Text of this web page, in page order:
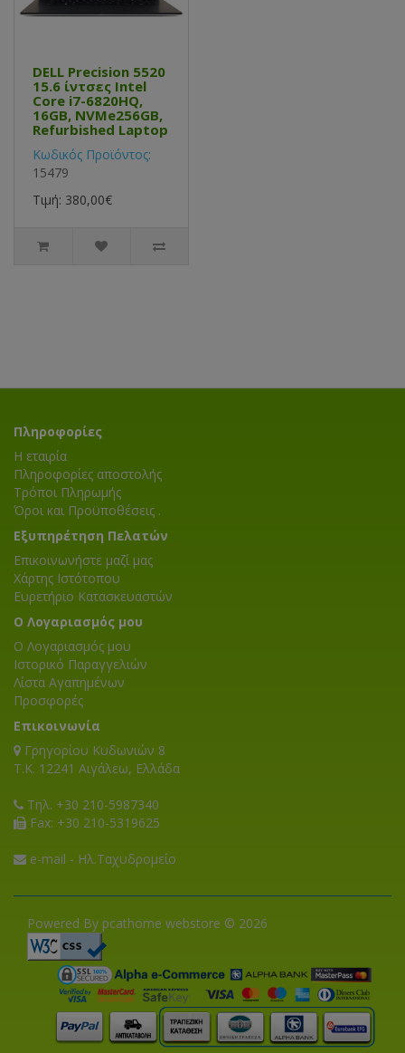
DELL Precision 5520
15.6 ίντσες Intel
Core i7-6820HQ,
16GB, NVMe256GB,
Refurbished Laptop
Κωδικός Προϊόντος:
15479
Τιμή: 380,00€
Πληροφορίες
Η εταιρία
Πληροφορίες αποστολής
Τρόποι Πληρωμής
Όροι και Προϋποθέσεις .
Εξυπηρέτηση Πελατών
Επικοινωνήστε μαζί μας
Χάρτης Ιστότοπου
Ευρετήριο Κατασκευαστών
Ο Λογαριασμός μου
Ο Λογαριασμός μου
Ιστορικό Παραγγελιών
Λίστα Αγαπημένων
Προσφορές
Επικοινωνία
Γρηγορίου Κυδωνιών 8
T.K. 12241 Αιγάλεω, Ελλάδα
Τηλ. +30 210-5987340
Fax: +30 210-5319625
e-mail - Ηλ.Ταχυδρομείο
Powered By pcathome webstore © 2026